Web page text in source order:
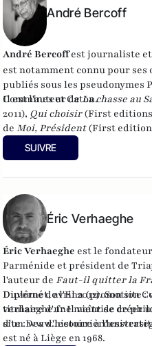
André Bercoff
André Bercoffest journaliste
est notamment connu pour ses
publiés sous les pseudonymes
Commines et Caton.
Il est l'auteur deLa chasse au
2011), Qui choisir(First editions,
de Moi, Président(First
dernièrement
Bernard Tapie,
la France et moi : Chronique
SUIVRE
Éric Verhaeghe
Éric Verhaeghe est le
Parménide et président de
l'auteur de Faut-il quitter la
Duvernet, avril 2012). Son site :
verhaeghe.frIl vient de créer
site :
Diplômé de l'Ena (promotion
titulaire d'une maîtrise de
d'un Dea d'histoire à
est né à Liège en 1968.